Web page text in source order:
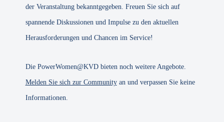
der Veranstaltung bekanntgegeben. Freuen Sie sich auf
spannende Diskussionen und Impulse zu den aktuellen
Herausforderungen und Chancen im Service!
Die PowerWomen@KVD bieten noch weitere Angebote.
Melden Sie sich zur Communityan und verpassen Sie keine
Informationen.